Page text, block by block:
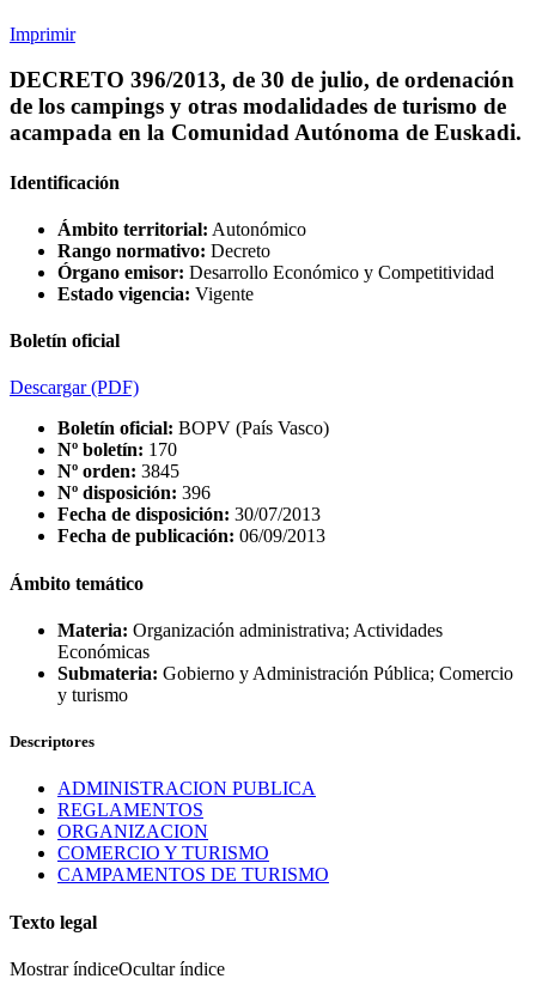
Imprimir
DECRETO 396/2013, de 30 de julio, de ordenación
de los campings y otras modalidades de turismo de
acampada en la Comunidad Autónoma de Euskadi.
Identificación
Ámbito territorial: Autonómico
Rango normativo: Decreto
Órgano emisor: Desarrollo Económico y Competitividad
Estado vigencia: Vigente
Boletín oficial
Descargar(PDF)
Boletín oficial: BOPV (País Vasco)
Nº boletín: 170
Nº orden: 3845
Nº disposición: 396
Fecha de disposición: 30/07/2013
Fecha de publicación: 06/09/2013
Ámbito temático
Materia: Organización administrativa; Actividades
Económicas
Submateria: Gobierno y Administración Pública; Comercio
y turismo
Descriptores
ADMINISTRACION PUBLICA
REGLAMENTOS
ORGANIZACION
COMERCIO Y TURISMO
CAMPAMENTOS DE TURISMO
Texto legal
Mostrar índiceOcultar índice